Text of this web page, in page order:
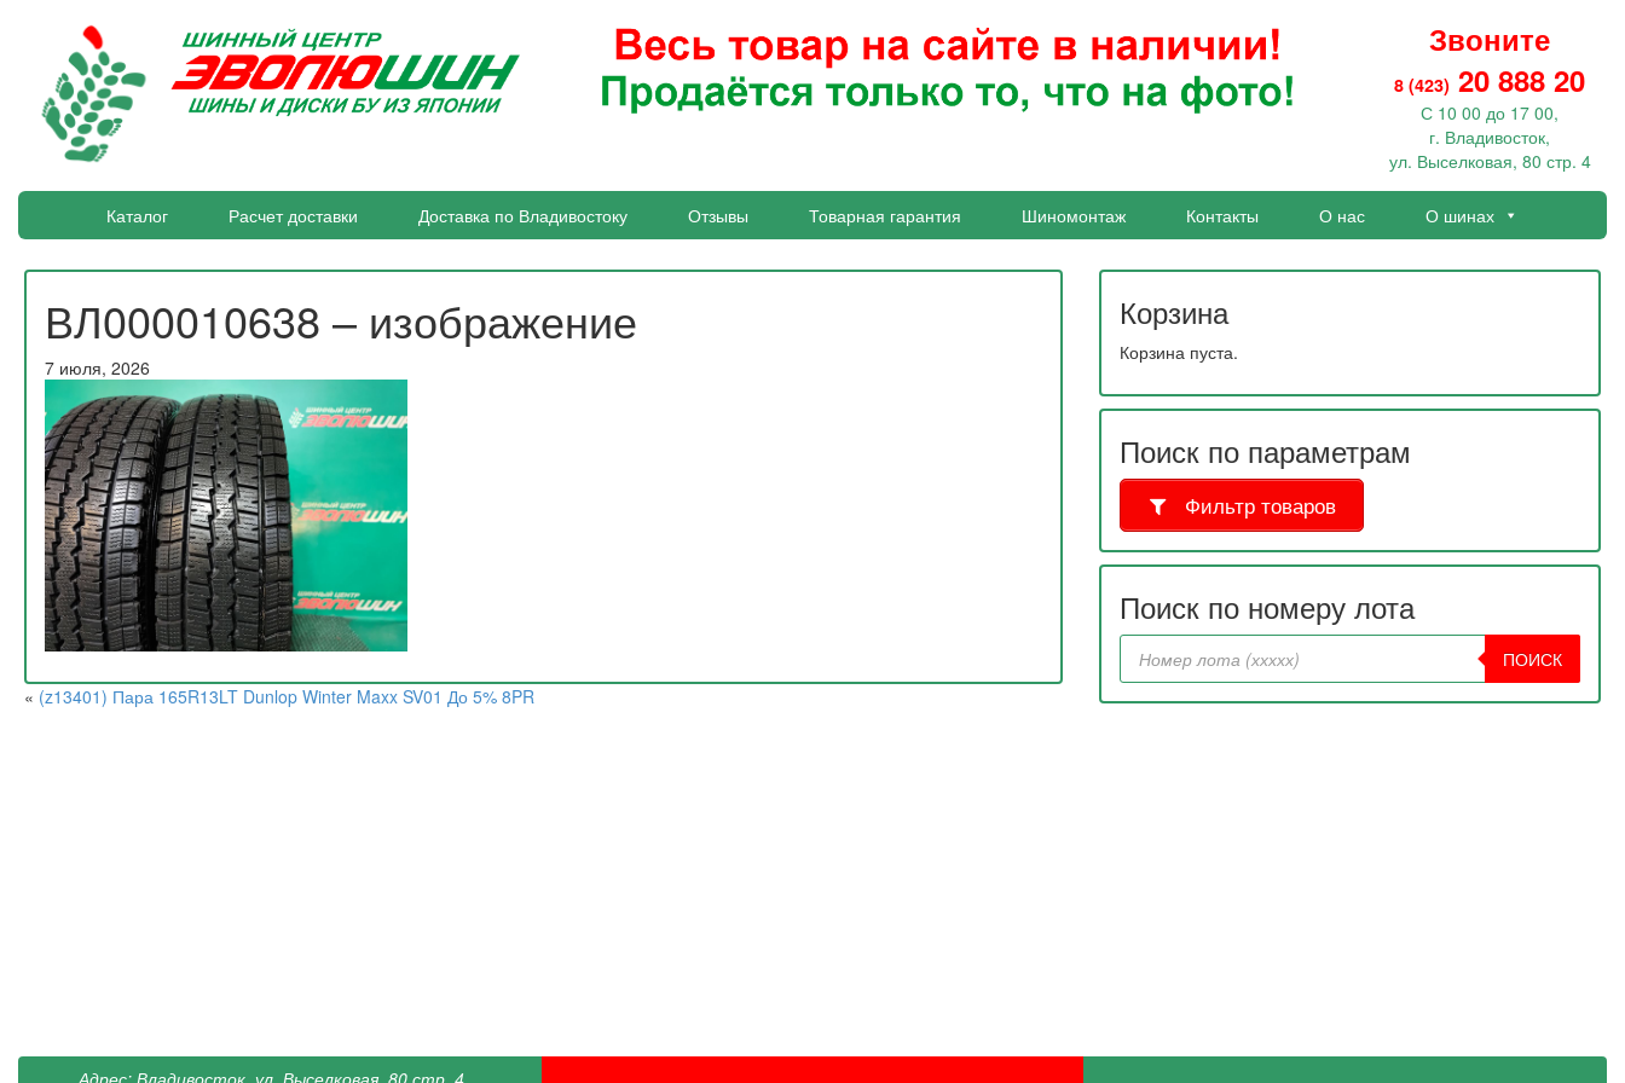
Звоните
8 (423) 20 888 20
С 10 00 до 17 00,
г. Владивосток,
ул. Выселковая, 80 стр. 4
Каталог Расчет доставки Доставка по Владивостоку Отзывы Товарная гарантия Шиномонтаж Контакты О нас О шинах
ВЛ000010638 – изображение
7 июля, 2026
« (z13401) Пара 165R13LT Dunlop Winter Maxx SV01 До 5% 8PR
Корзина
Корзина пуста.
Поиск по параметрам
Фильтр товаров
Поиск по номеру лота
ПОИСК
Адрес: Владивосток, ул. Выселковая, 80 стр. 4